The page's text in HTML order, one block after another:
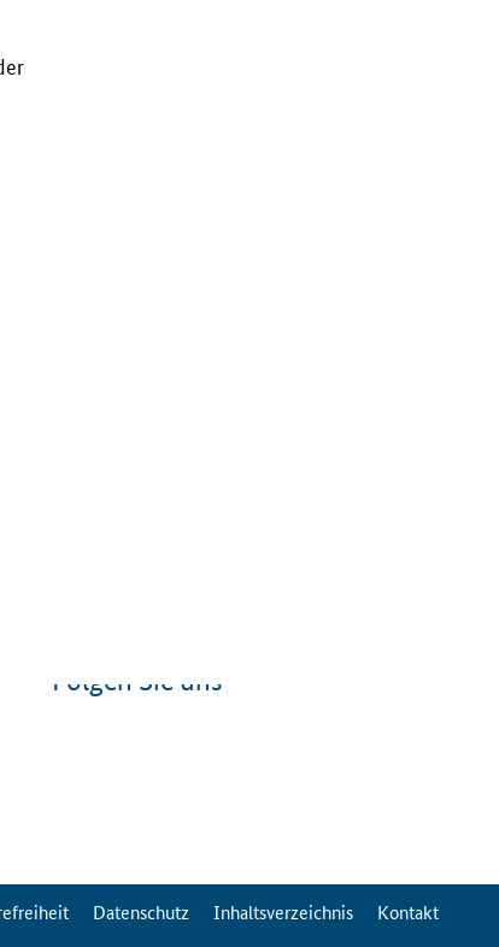
Folgen Sie uns
Datenschutz Inhaltsverzeichnis Kontakt